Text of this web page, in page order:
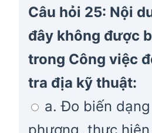
Câu hỏi 25: Nội
đây không được
trong Công việc
tra địa kỹ thuật:
a. Đo biến
phương, thực